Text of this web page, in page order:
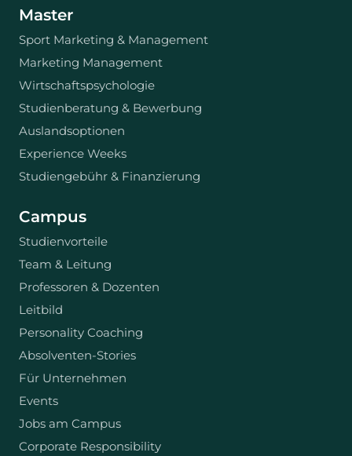
Master
Sport Marketing & Management
Marketing Management
Wirtschaftspsychologie
Studienberatung & Bewerbung
Auslandsoptionen
Experience Weeks
Studiengebühr & Finanzierung
Campus
Studienvorteile
Team & Leitung
Professoren & Dozenten
Leitbild
Personality Coaching
Absolventen-Stories
Für Unternehmen
Events
Jobs am Campus
Corporate Responsibility